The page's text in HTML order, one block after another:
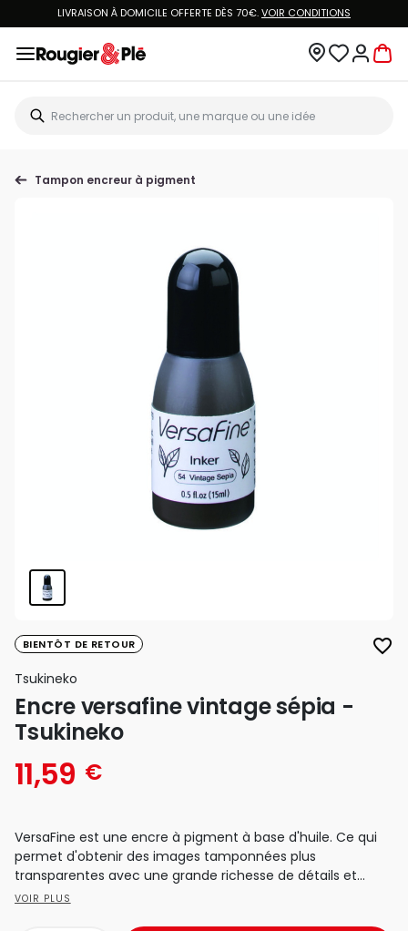
LIVRAISON À DOMICILE OFFERTE DÈS 70€.VOIR CONDITIONS
Tampon encreur à pigment
BIENTÔT DE RETOUR favorite_border
Tsukineko
Encre versafine vintage sépia -
Tsukineko
11,59 €
VersaFine est une encre à pigment à base d'huile. Ce qui
permet d'obtenir des images tamponnées plus
transparentes avec une grande richesse de détails et...
VOIR PLUS